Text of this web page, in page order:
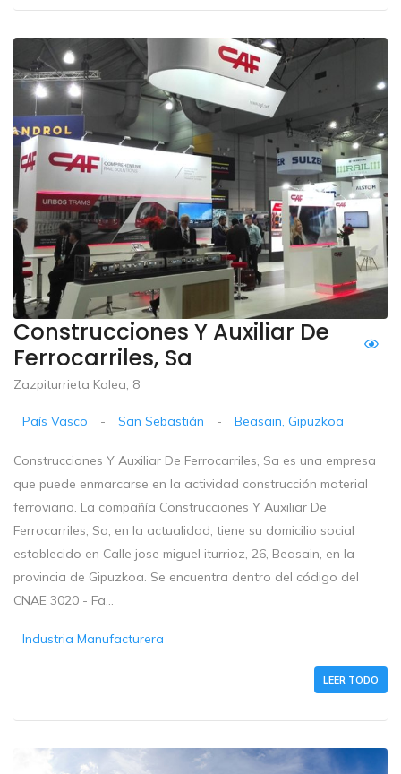
Construcciones Y Auxiliar De
Ferrocarriles, Sa
Zazpiturrieta Kalea, 8
País Vasco - San Sebastián - Beasain, Gipuzkoa
Construcciones Y Auxiliar De Ferrocarriles, Sa es una empresa
que puede enmarcarse en la actividad construcción material
ferroviario. La compañía Construcciones Y Auxiliar De
Ferrocarriles, Sa, en la actualidad, tiene su domicilio social
establecido en Calle jose miguel iturrioz, 26, Beasain, en la
provincia de Gipuzkoa. Se encuentra dentro del código del
CNAE 3020 - Fa...
Industria Manufacturera
LEER TODO